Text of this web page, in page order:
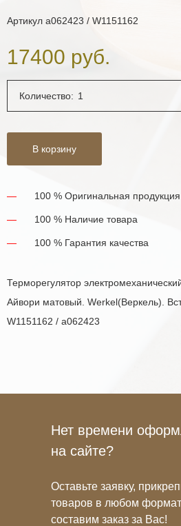
Артикул a062423 / W1151162
17400 руб.
Количество:
В корзину
100 % Оригинальная продукция
100 % Наличие товара
100 % Гарантия качества
Терморегулятор
Айвори матовый. Werkel(Веркель).
W1151162 / a062423
Нет времени
на сайте?
Оставьте заявку,
товаров в любом
составим заказ за Вас!